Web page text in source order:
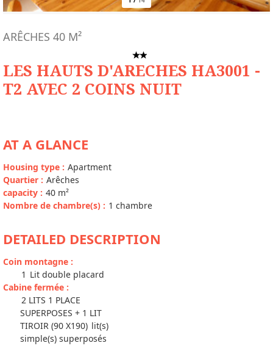
LES HAUTS D'ARECHES HA3001 -
T2 AVEC 2 COINS NUIT
ARÊCHES 40 M²
AT A GLANCE
Housing type : Apartment
Quartier : Arêches
capacity : 40 m²
Nombre de chambre(s) : 1 chambre
DETAILED DESCRIPTION
Coin montagne :
1 Lit double placard
Cabine fermée :
2 LITS 1 PLACE
SUPERPOSES + 1 LIT
TIROIR (90 X190) lit(s)
simple(s) superposés